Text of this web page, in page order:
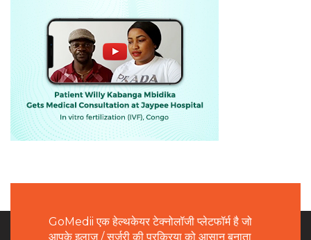
GoMedii एक हेल्थकेयर टेक्नोलॉजी प्लेटफॉर्म है जो
आपके इलाज / सर्जरी की प्रक्रिया को आसान बनाता